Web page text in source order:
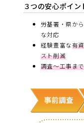
３つの安心ポイン
労基署・県か
な対応
経験豊富な有
スト削減
調査～工事ま